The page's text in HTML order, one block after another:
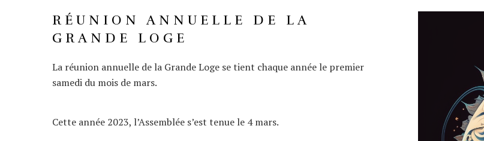
RÉUNION ANNUELLE DE LA
GRANDE LOGE
La réunion annuelle de la Grande Loge se tient chaque année le premier
samedi du mois de mars.
Cette année 2023, l’Assemblée s’est tenue le 4 mars.